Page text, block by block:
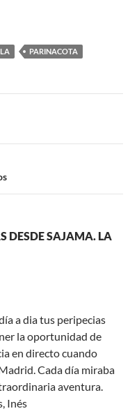
PARINACOTA
DESDE SAJAMA. LA
a dia tus peripecias
la oportunidad de
en directo cuando
Cada día miraba
aventura.
Inés